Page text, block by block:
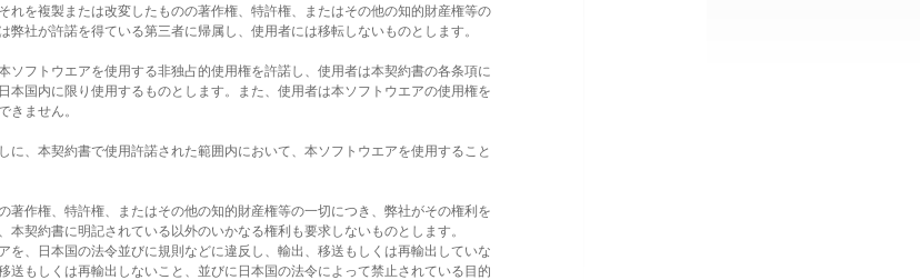
れを複製または改変したものの著作権、特許権、またはその他の知的財産権等の
弊社が許諾を得ている第三者に帰属し、使用者には移転しないものとします。
ソフトウエアを使用する非独占的使用権を許諾し、使用者は本契約書の各条項に
本国内に限り使用するものとします。また、使用者は本ソフトウエアの使用権を
きません。
に、本契約書で使用許諾された範囲内において、本ソフトウエアを使用すること
著作権、特許権、またはその他の知的財産権等の一切につき、弊社がその権利を
本契約書に明記されている以外のいかなる権利も要求しないものとします。
を、日本国の法令並びに規則などに違反し、輸出、移送もしくは再輸出していな
送もしくは再輸出しないこと、並びに日本国の法令によって禁止されている目的